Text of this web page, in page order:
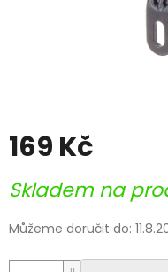
169 Kč
cena:
Skladem na
Můžeme doručit do: